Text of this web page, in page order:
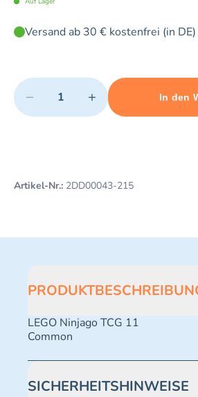
Versand ab 30 € kostenfrei (in DE)
Quantity
− +
Minimum quantity: 1 MaximumIn den
Add 1 item to cart
Artikel-Nr.: 2DD00043-215
LEGO Ninjago TCG 11
Common
SICHERHEITSHINWEISE